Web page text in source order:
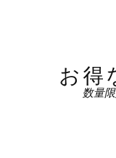
お得
数量